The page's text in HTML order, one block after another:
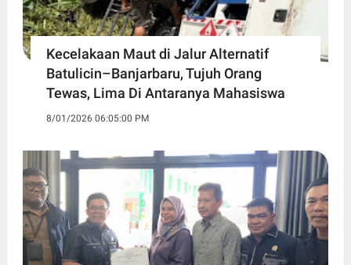
Kecelakaan Maut di Jalur Alternatif
Batulicin–Banjarbaru, Tujuh Orang
Tewas, Lima Di Antaranya Mahasiswa
8/01/2026 06:05:00 PM